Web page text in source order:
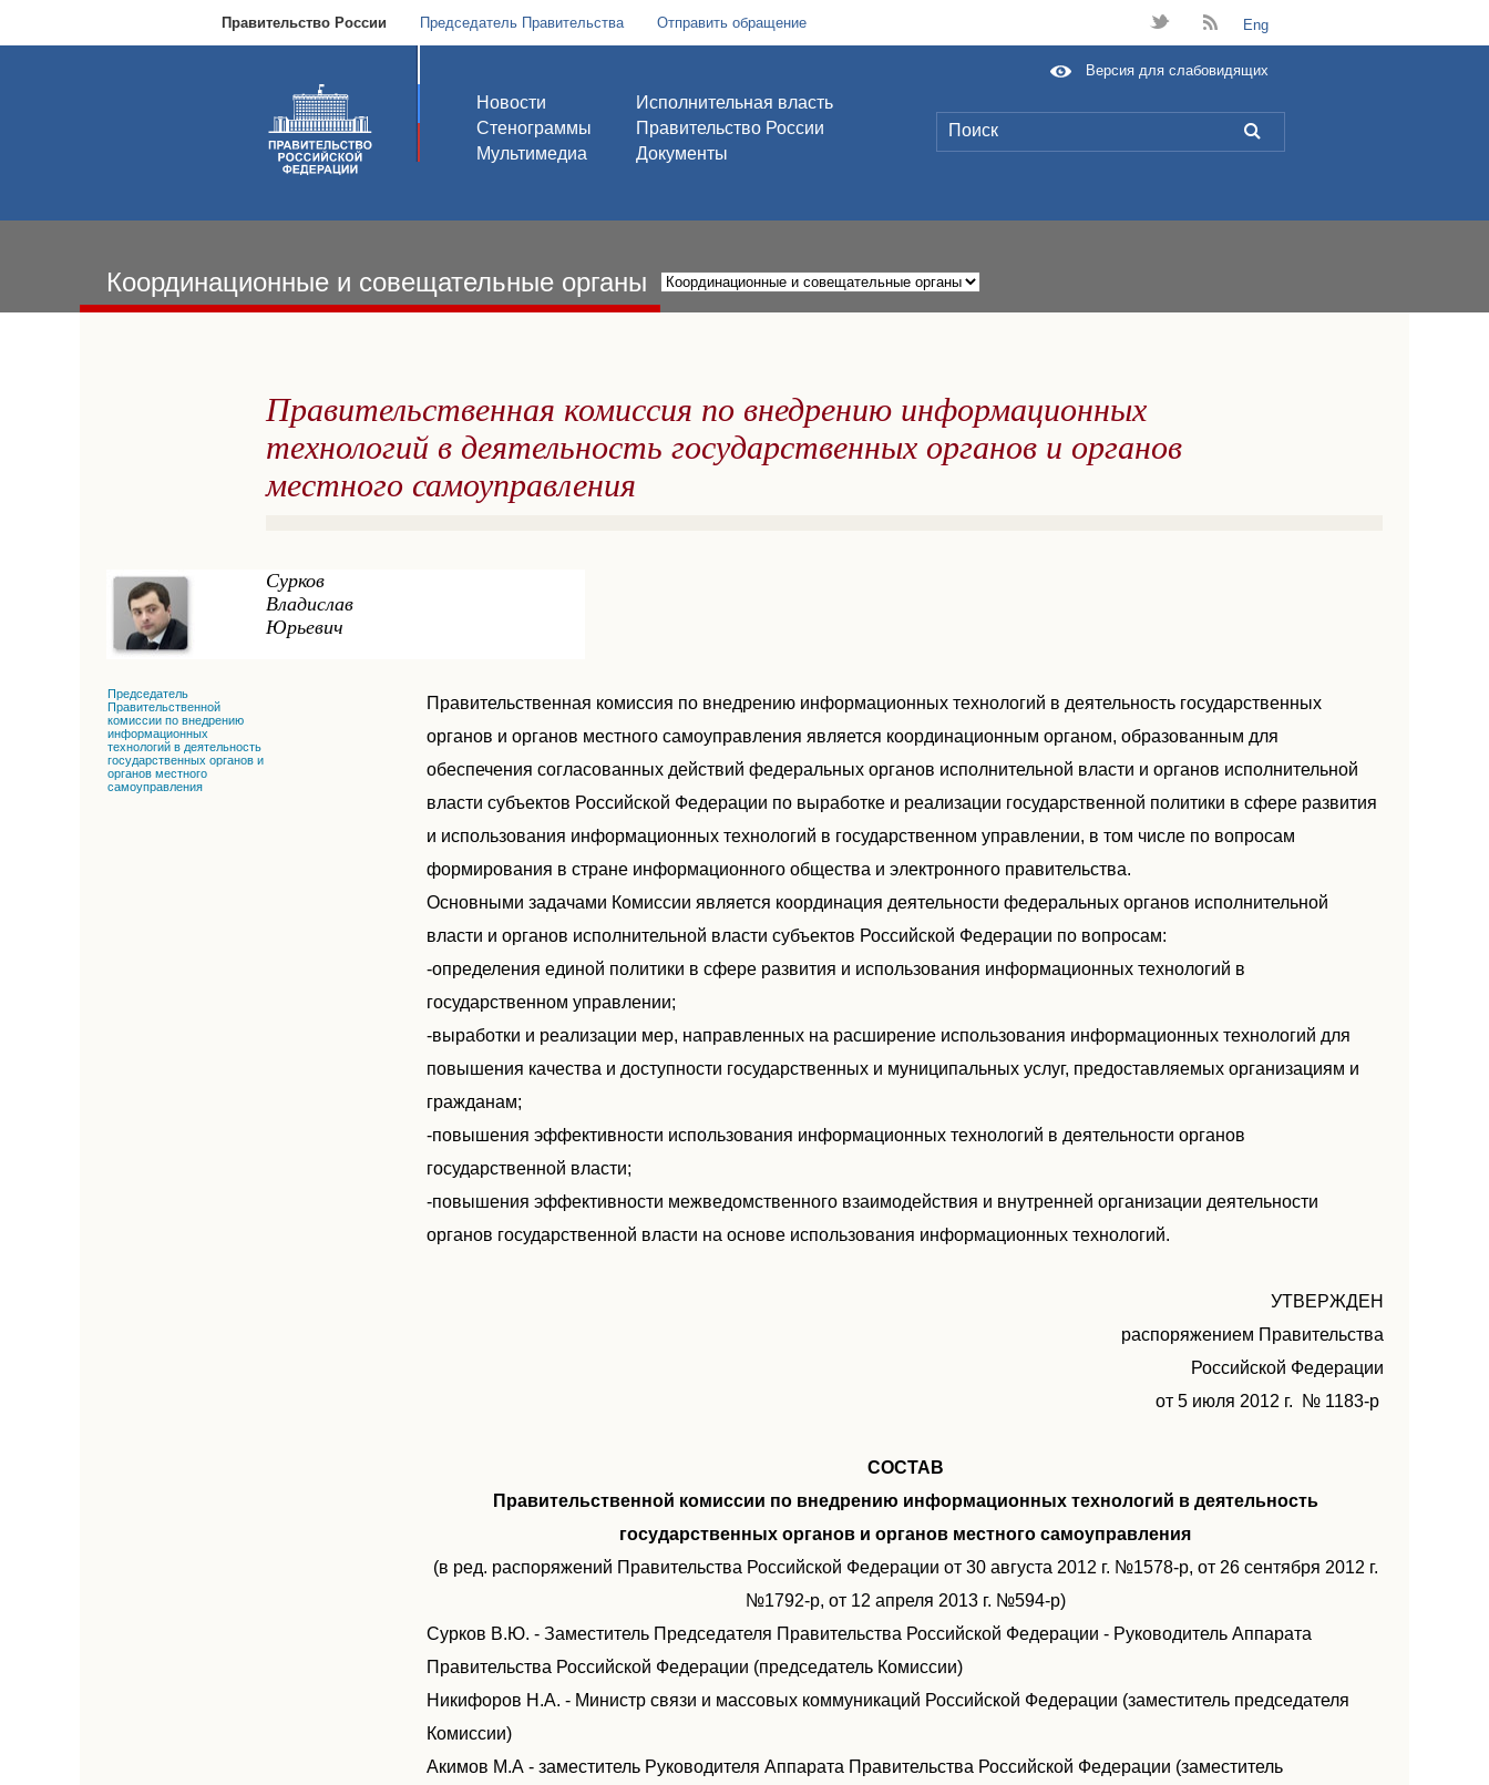
Правительство России Председатель Правительства Отправить обращение t B Eng
Новости
Стенограммы
Мультимедиа
Исполнительная власть
Правительство России
Документы
L
Версия для слабовидящих
Координационные и совещательные органы
Правительственная комиссия по внедрению информационных
технологий в деятельность государственных органов и органов
местного самоуправления
Сурков
Владислав
Юрьевич
Председатель
Правительственной
комиссии по внедрению
информационных
технологий в деятельность
государственных органов и
органов местного
самоуправления
Правительственная комиссия по внедрению информационных технологий в деятельность государственных
органов и органов местного самоуправления является координационным органом, образованным для
обеспечения согласованных действий федеральных органов исполнительной власти и органов исполнительной
власти субъектов Российской Федерации по выработке и реализации государственной политики в сфере развития
и использования информационных технологий в государственном управлении, в том числе по вопросам
формирования в стране информационного общества и электронного правительства.
Основными задачами Комиссии является координация деятельности федеральных органов исполнительной
власти и органов исполнительной власти субъектов Российской Федерации по вопросам:
-определения единой политики в сфере развития и использования информационных технологий в
государственном управлении;
-выработки и реализации мер, направленных на расширение использования информационных технологий для
повышения качества и доступности государственных и муниципальных услуг, предоставляемых организациям и
гражданам;
-повышения эффективности использования информационных технологий в деятельности органов
государственной власти;
-повышения эффективности межведомственного взаимодействия и внутренней организации деятельности
органов государственной власти на основе использования информационных технологий.
УТВЕРЖДЕН
распоряжением Правительства
Российской Федерации
от 5 июля 2012 г. № 1183-р
СОСТАВ
Правительственной комиссии по внедрению информационных технологий в деятельность
государственных органов и органов местного самоуправления
(в ред. распоряжений Правительства Российской Федерации от 30 августа 2012 г. №1578-р, от 26 сентября 2012 г.
№1792-р, от 12 апреля 2013 г. №594-р)
Сурков В.Ю. - Заместитель Председателя Правительства Российской Федерации - Руководитель Аппарата
Правительства Российской Федерации (председатель Комиссии)
Никифоров Н.А. - Министр связи и массовых коммуникаций Российской Федерации (заместитель председателя
Комиссии)
Акимов М.А - заместитель Руководителя Аппарата Правительства Российской Федерации (заместитель